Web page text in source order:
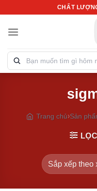
nội
CHẤT
Tìm
kiếm
Trang chủ Sản